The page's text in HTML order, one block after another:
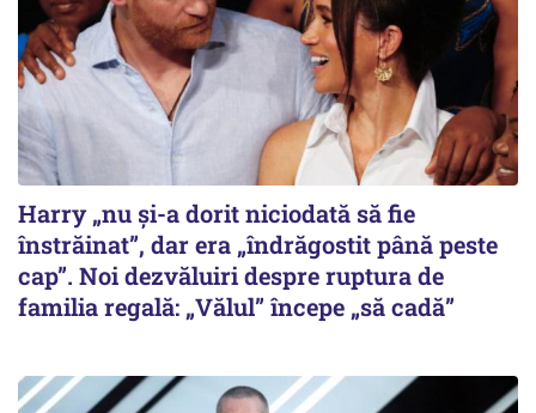
Harry „nu și-a dorit niciodată să fie
înstrăinat”, dar era „îndrăgostit până peste
cap”. Noi dezvăluiri despre ruptura de
familia regală: „Vălul” începe „să cadă”